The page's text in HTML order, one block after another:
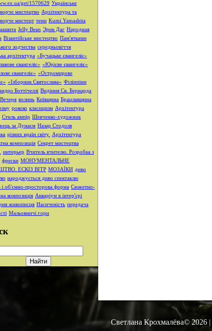
get/1570629 Українське
мистецтво Архітектура та
мистецт тени Kumi Yamashita
Jelly Bean Эрик Даг Народная
Візантійське мистецтво Пам'ятками
зодчества середньовіччя
архітектура «Бучацьке євангеліє»
євангеліє» «Юрієве євангеліє»
євангеліє» «Остромирове
«Ізборник Святослава» Філіппіни
Боттічеллі Видіння Св. Бернарда
волинь Київщина Брацлавщина
рококо класицизм Архітектура
Стиль ампір Шевченко-художник
за Дунаєм Назар Стодоля
різних країн світу.
Архітектура
композиція Секрет мистецтва
интерьер Вчитель вчителю. Розробка з
фрески МОНУМЕНТАЛЬНЕ
ЕСКІЗ ВІТР МОЗАЇКИ диво
народжується диво спектаклю
і об'ємно-просторова форма Сюжетно-
композиція Акваріум в інтер'єрі
живописця Насиченість передача
Мальовничі гори
Светлана Крохмалёва© 2026 |